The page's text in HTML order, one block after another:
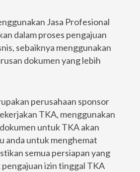
Jasa Profesional
dalam proses pengajuan
sebaiknya menggunakan
dokumen yang lebih
perusahaan sponsor
TKA, menggunakan
untuk TKA akan
anda untuk menghemat
semua persiapan yang
izin tinggal TKA